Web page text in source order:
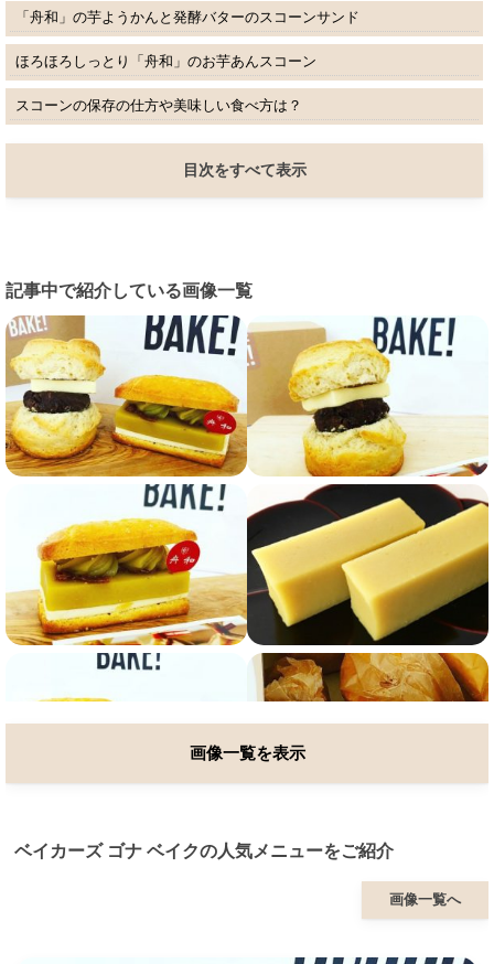
「舟和」の芋ようかんと発酵バターのスコーンサンド
ほろほろしっとり「舟和」のお芋あんスコーン
スコーンの保存の仕方や美味しい食べ方は？
目次をすべて表示
記事中で紹介している画像一覧
画像一覧を表示
ベイカーズ ゴナ ベイクの人気メニューをご紹介
画像一覧へ